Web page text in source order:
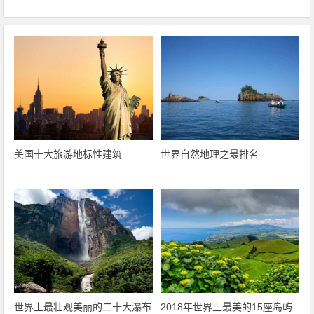
美国十大旅游地标性建筑 世界自然地理之最排名
世界上最壮观美丽的二十大瀑布 2018年世界上最美的15座岛屿